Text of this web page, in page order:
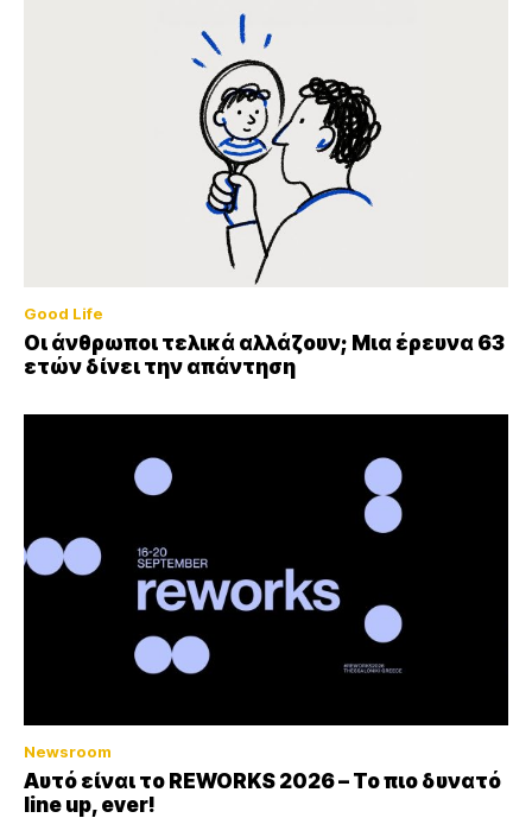
Good Life
Οι άνθρωποι τελικά αλλάζουν; Μια έρευνα 63
ετών δίνει την απάντηση
Newsroom
Αυτό είναι το REWORKS 2026 – Το πιο δυνατό
line up, ever!